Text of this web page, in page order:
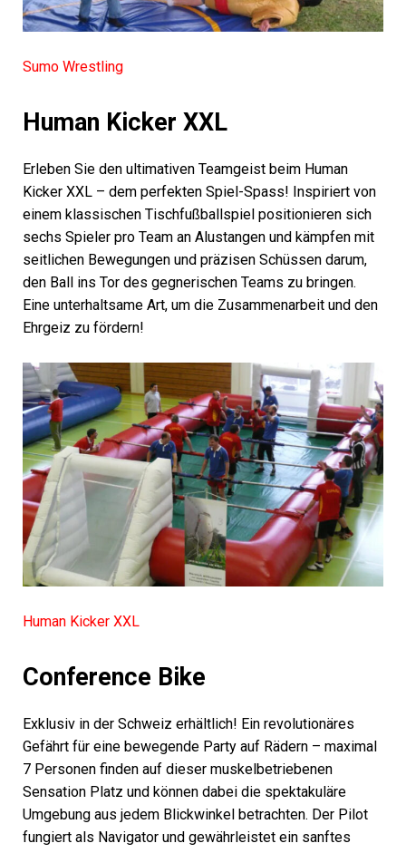
Sumo Wrestling
Human Kicker XXL
Erleben Sie den ultimativen Teamgeist beim Human
Kicker XXL – dem perfekten Spiel-Spass! Inspiriert von
einem klassischen Tischfußballspiel positionieren sich
sechs Spieler pro Team an Alustangen und kämpfen mit
seitlichen Bewegungen und präzisen Schüssen darum,
den Ball ins Tor des gegnerischen Teams zu bringen.
Eine unterhaltsame Art, um die Zusammenarbeit und den
Ehrgeiz zu fördern!
Human Kicker XXL
Conference Bike
Exklusiv in der Schweiz erhältlich! Ein revolutionäres
Gefährt für eine bewegende Party auf Rädern – maximal
7 Personen finden auf dieser muskelbetriebenen
Sensation Platz und können dabei die spektakuläre
Umgebung aus jedem Blickwinkel betrachten. Der Pilot
fungiert als Navigator und gewährleistet ein sanftes